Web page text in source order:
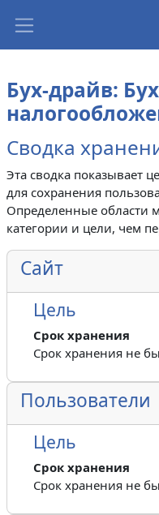
Бух-драйв:
Сводка
Эта сводка показывает
для сохранения
Определенные области
категории и цели, чем
Сайт
Цель
Срок хранения
Срок хранения не
Пользователи
Цель
Срок хранения
Срок хранения не